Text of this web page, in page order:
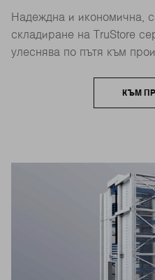
Надеждна и икономична,
складиране на TruStore
улеснява по пътя към
КЪМ